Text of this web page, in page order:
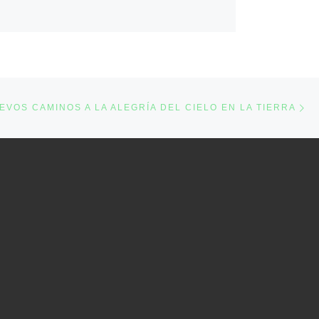
CAMINOS A LA ALEGRÍA DEL CIELO EN LA TIERRA